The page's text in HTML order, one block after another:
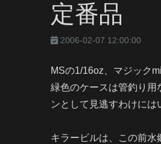
定番品
2006-02-07 12:00:00
MSの1/16oz、マジック
緑色のケースは管釣り用
ンとして見逃すわけには
キラービルは、この前水